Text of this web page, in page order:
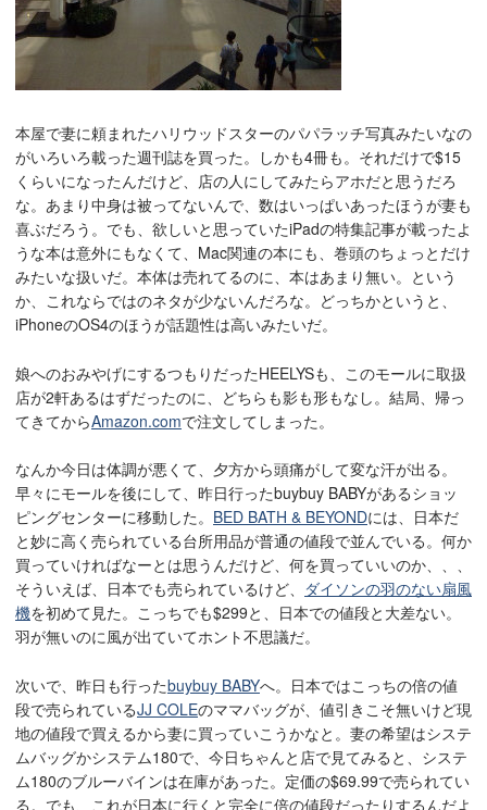
本屋で妻に頼まれたハリウッドスターのパパラッチ写真みたいなの
がいろいろ載った週刊誌を買った。しかも4冊も。それだけで$15
くらいになったんだけど、店の人にしてみたらアホだと思うだろ
な。あまり中身は被ってないんで、数はいっぱいあったほうが妻も
喜ぶだろう。でも、欲しいと思っていたiPadの特集記事が載ったよ
うな本は意外にもなくて、Mac関連の本にも、巻頭のちょっとだけ
みたいな扱いだ。本体は売れてるのに、本はあまり無い。という
か、これならではのネタが少ないんだろな。どっちかというと、
iPhoneのOS4のほうが話題性は高いみたいだ。
娘へのおみやげにするつもりだったHEELYSも、このモールに取扱
店が2軒あるはずだったのに、どちらも影も形もなし。結局、帰っ
てきてからAmazon.comで注文してしまった。
なんか今日は体調が悪くて、夕方から頭痛がして変な汗が出る。
早々にモールを後にして、昨日行ったbuybuy BABYがあるショッ
ピングセンターに移動した。 BED BATH & BEYONDには、日本だ
と妙に高く売られている台所用品が普通の値段で並んでいる。何か
買っていければなーとは思うんだけど、何を買っていいのか、、、
そういえば、日本でも売られているけど、 ダイソンの羽のない扇風
機を初めて見た。こっちでも$299と、日本での値段と大差ない。
羽が無いのに風が出ていてホント不思議だ。
次いで、昨日も行ったbuybuy BABYへ。日本ではこっちの倍の値
段で売られているJJ COLEのママバッグが、値引きこそ無いけど現
地の値段で買えるから妻に買っていこうかなと。妻の希望はシステ
ムバッグかシステム180で、今日ちゃんと店で見てみると、システ
ム180のブルーバインは在庫があった。定価の$69.99で売られてい
る。でも、これが日本に行くと完全に倍の値段だったりするんだよ